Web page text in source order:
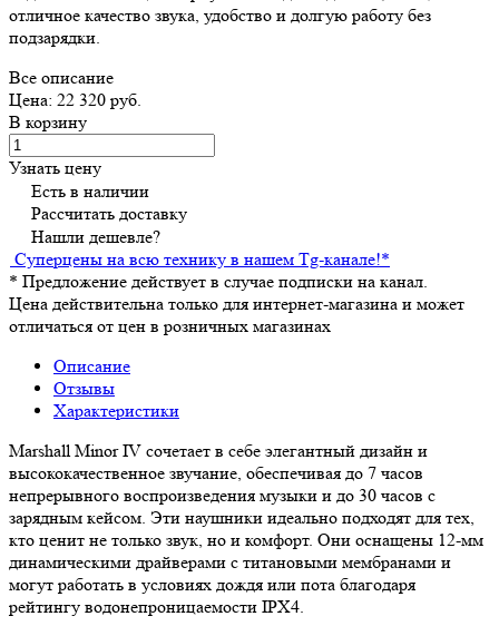
отличное качество звука, удобство и долгую работу без
подзарядки.
Все описание
Цена: 22 320 руб.
В корзину
Узнать цену
Есть в наличии
Рассчитать доставку
Нашли дешевле?
Суперцены на всю технику в нашем Tg-канале!*
* Предложение действует в случае подписки на канал.
Цена действительна только для интернет-магазина и может
отличаться от цен в розничных магазинах
Описание
Отзывы
Характеристики
Marshall Minor IV сочетает в себе элегантный дизайн и
высококачественное звучание, обеспечивая до 7 часов
непрерывного воспроизведения музыки и до 30 часов с
зарядным кейсом. Эти наушники идеально подходят для тех,
кто ценит не только звук, но и комфорт. Они оснащены 12-мм
динамическими драйверами с титановыми мембранами и
могут работать в условиях дождя или пота благодаря
рейтингу водонепроницаемости IPX4.